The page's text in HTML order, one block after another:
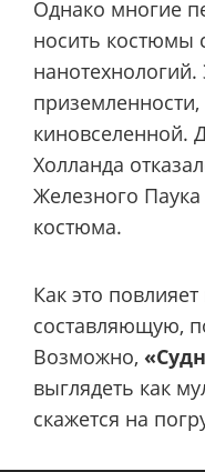
Однако многие
носить костюмы
нанотехнологий.
киновселенной.
Холланда
Железного Паука
костюма.
Как это
составляющую,
Возможно,
выглядеть как
скажется на